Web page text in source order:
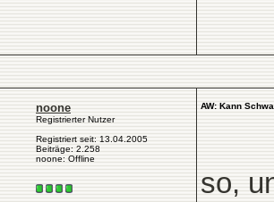
noone
Registrierter Nutzer
Registriert seit: 13.04.2005
Beiträge: 2.258
noone: Offline
AW: Kann
so,